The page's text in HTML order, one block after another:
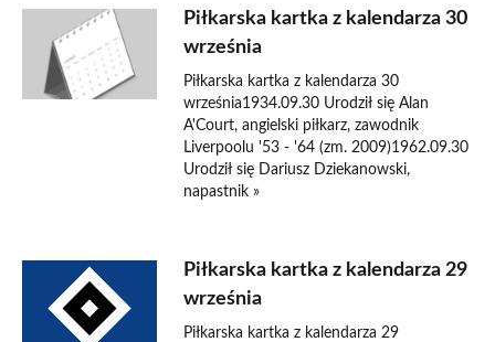
Piłkarska kartka z kalendarza 30
września
Piłkarska kartka z kalendarza 30
września1934.09.30 Urodził się Alan
A'Court, angielski piłkarz, zawodnik
Liverpoolu '53 - '64 (zm. 2009)1962.09.30
Urodził się Dariusz Dziekanowski,
napastnik »
Piłkarska kartka z kalendarza 29
września
Piłkarska kartka z kalendarza 29